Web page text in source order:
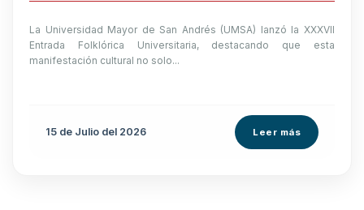
La Universidad Mayor de San Andrés (UMSA) lanzó la XXXVII
Entrada Folklórica Universitaria, destacando que esta
manifestación cultural no solo...
15 de Julio del 2026 Leer más